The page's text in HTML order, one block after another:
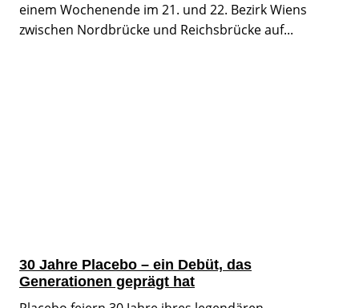
einem Wochenende im 21. und 22. Bezirk Wiens
zwischen Nordbrücke und Reichsbrücke auf...
30 Jahre Placebo – ein Debüt, das
Generationen geprägt hat